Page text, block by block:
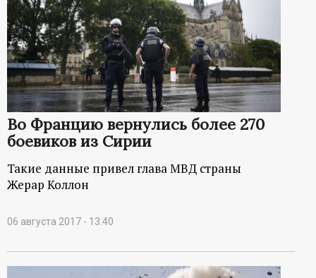
п
о
р
т
а
л
Во Францию вернулись более 270
боевиков из Сирии
Такие данные привел глава МВД страны
Жерар Коллон
06 августа 2017 - 13:40